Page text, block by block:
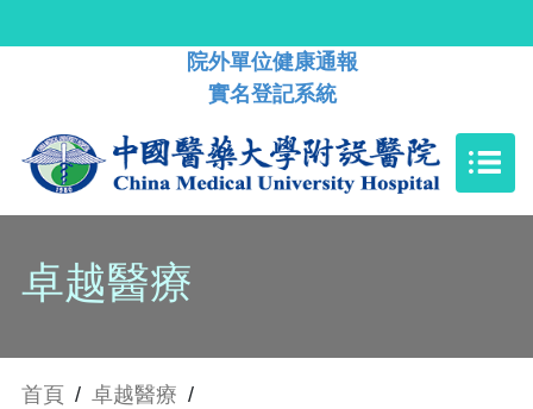
院外單位健康通報
實名登記系統
卓越醫療
首頁 / 卓越醫療 /